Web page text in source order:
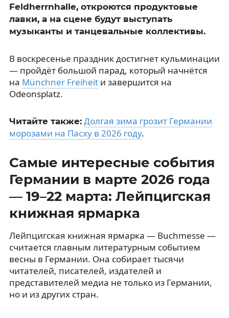
Feldherrnhalle, откроются продуктовые
лавки, а на сцене будут выступать
музыканты и танцевальные коллективы.
В воскресенье праздник достигнет кульминации
— пройдёт большой парад, который начнётся
на Münchner Freiheitи завершится на
Odeonsplatz.
Читайте также: Долгая зима грозит Германии
морозами на Пасху в 2026 году.
Самые интересные события
Германии в марте 2026 года
— 19–22 марта: Лейпцигская
книжная ярмарка
Лейпцигская книжная ярмарка — Buchmesse —
считается главным литературным событием
весны в Германии. Она собирает тысячи
читателей, писателей, издателей и
представителей медиа не только из Германии,
но и из других стран.